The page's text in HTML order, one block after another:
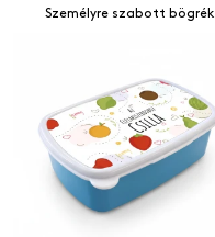
Személyre szabott bögrék